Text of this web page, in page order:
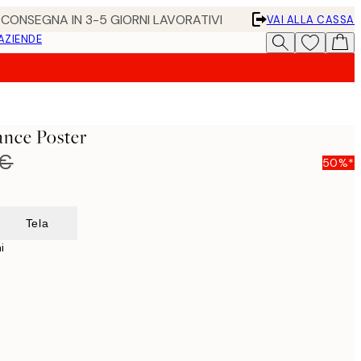
IN 3-5 GIORNI LAVORATIVI
VAI ALLA CASSA
Poster
50%*
Tela